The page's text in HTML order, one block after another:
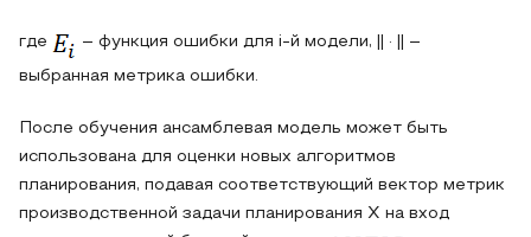
где – функция ошибки для i-й модели, || · || –
выбранная метрика ошибки.
После обучения ансамблевая модель может быть
использована для оценки новых алгоритмов
планирования, подавая соответствующий вектор метрик
производственной задачи планирования X на вход